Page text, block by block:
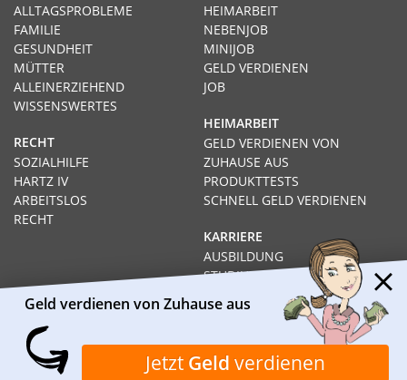
HEIMARBEIT
NEBENJOB
MINIJOB
GELD VERDIENEN
JOB
HEIMARBEIT
GELD VERDIENEN VON
ZUHAUSE AUS
PRODUKTTESTS
SCHNELL GELD VERDIENEN
KARRIERE
AUSBILDUNG
STUDIUM
GEHÄLTER
ALLTAGSPROBLEME
FAMILIE
GESUNDHEIT
MÜTTER
ALLEINERZIEHEND
WISSENSWERTES
RECHT
SOZIALHILFE
HARTZ IV
ARBEITSLOS
RECHT
Impressum Datenschutz Kontakt
Über Heimarbeit.de
Geld verdienen von Zuhause aus
Jetzt Geld verdienen